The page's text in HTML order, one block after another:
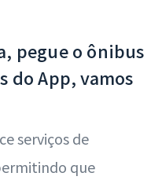
pegue o ônibus
do App, vamos
serviços de
que